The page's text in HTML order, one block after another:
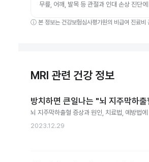
무릎, 어깨, 발목 등 관절과 인대 손상 진단
ⓘ 본 정보는 건강보험심사평가원의 비급여 진료
MRI 관련 건강 정보
방치하면 큰일나는 "뇌 지주막하
뇌 지주막하출혈 증상과 원인, 치료법, 예방법
2023.12.29